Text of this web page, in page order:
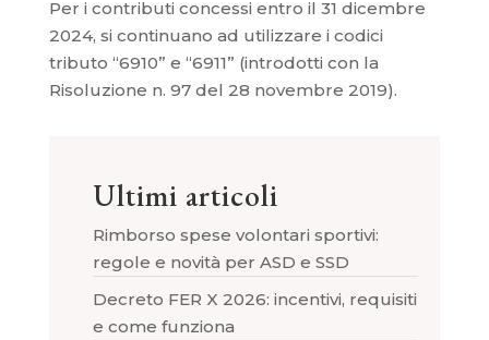
Per i contributi concessi entro il 31 dicembre
2024, si continuano ad utilizzare i codici
tributo “6910” e “6911” (introdotti con la
Risoluzione n. 97 del 28 novembre 2019).
Ultimi articoli
Rimborso spese volontari sportivi:
regole e novità per ASD e SSD
Decreto FER X 2026: incentivi, requisiti
e come funziona